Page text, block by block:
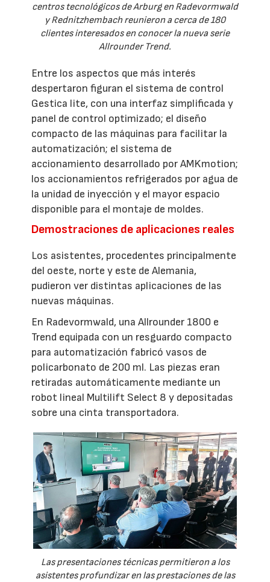
centros tecnológicos de Arburg en Radevormwald
y Rednitzhembach reunieron a cerca de 180
clientes interesados en conocer la nueva serie
Allrounder Trend.
Entre los aspectos que más interés
despertaron figuran el sistema de control
Gestica lite, con una interfaz simplificada y
panel de control optimizado; el diseño
compacto de las máquinas para facilitar la
automatización; el sistema de
accionamiento desarrollado por AMKmotion;
los accionamientos refrigerados por agua de
la unidad de inyección y el mayor espacio
disponible para el montaje de moldes.
Demostraciones de aplicaciones reales
Los asistentes, procedentes principalmente
del oeste, norte y este de Alemania,
pudieron ver distintas aplicaciones de las
nuevas máquinas.
En Radevormwald, una Allrounder 1800 e
Trend equipada con un resguardo compacto
para automatización fabricó vasos de
policarbonato de 200 ml. Las piezas eran
retiradas automáticamente mediante un
robot lineal Multilift Select 8 y depositadas
sobre una cinta transportadora.
Las presentaciones técnicas permitieron a los
asistentes profundizar en las prestaciones de las